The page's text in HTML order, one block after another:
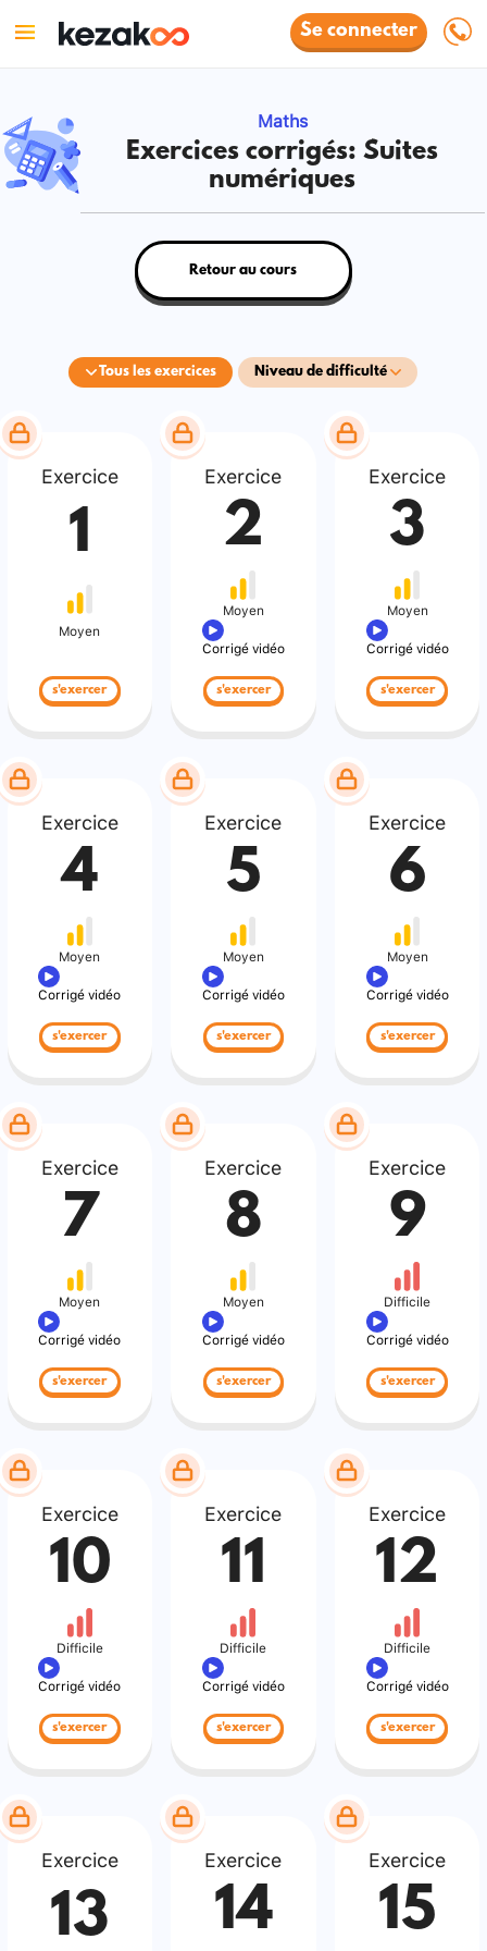
Se connecter
Maths
Exercices corrigés: Suites
numériques
Tous les exercices Niveau de difficulté
Retour au cours
Exercice
1
Moyen
s'exercer
Exercice
2
Moyen
Corrigé vidéo
s'exercer
Exercice
3
Moyen
Corrigé vidéo
s'exercer
Exercice
4
Moyen
Corrigé vidéo
s'exercer
Exercice
5
Moyen
Corrigé vidéo
s'exercer
Exercice
6
Moyen
Corrigé vidéo
s'exercer
Exercice
7
Moyen
Corrigé vidéo
s'exercer
Exercice
8
Moyen
Corrigé vidéo
s'exercer
Exercice
9
Difficile
Corrigé vidéo
s'exercer
Exercice
10
Difficile
Corrigé vidéo
s'exercer
Exercice
11
Difficile
Corrigé vidéo
s'exercer
Exercice
12
Difficile
Corrigé vidéo
s'exercer
Exercice
13
Exercice
14
Exercice
15